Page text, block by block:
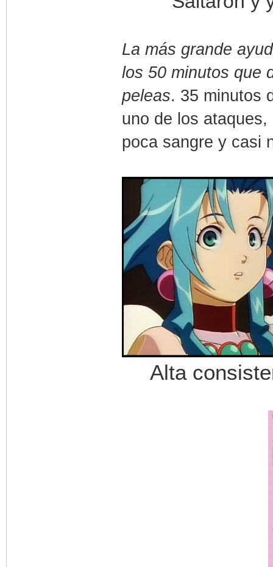
La más grande
los 50 minutos que
peleas. 35 minutos
uno de los
poca sangre y casi
Alta